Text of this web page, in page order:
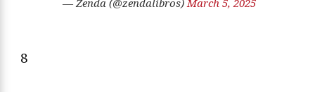
— Zenda (@zendalibros)March 5, 2025
8